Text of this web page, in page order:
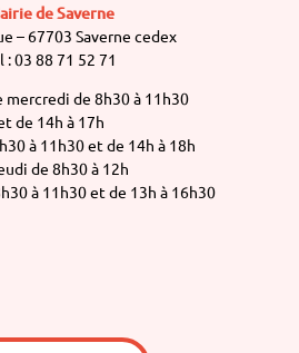
de Saverne
– 67703 Saverne cedex
: 03 88 71 52 71
mercredi de 8h30 à 11h30
de 14h à 17h
à 11h30 et de 14h à 18h
de 8h30 à 12h
à 11h30 et de 13h à 16h30